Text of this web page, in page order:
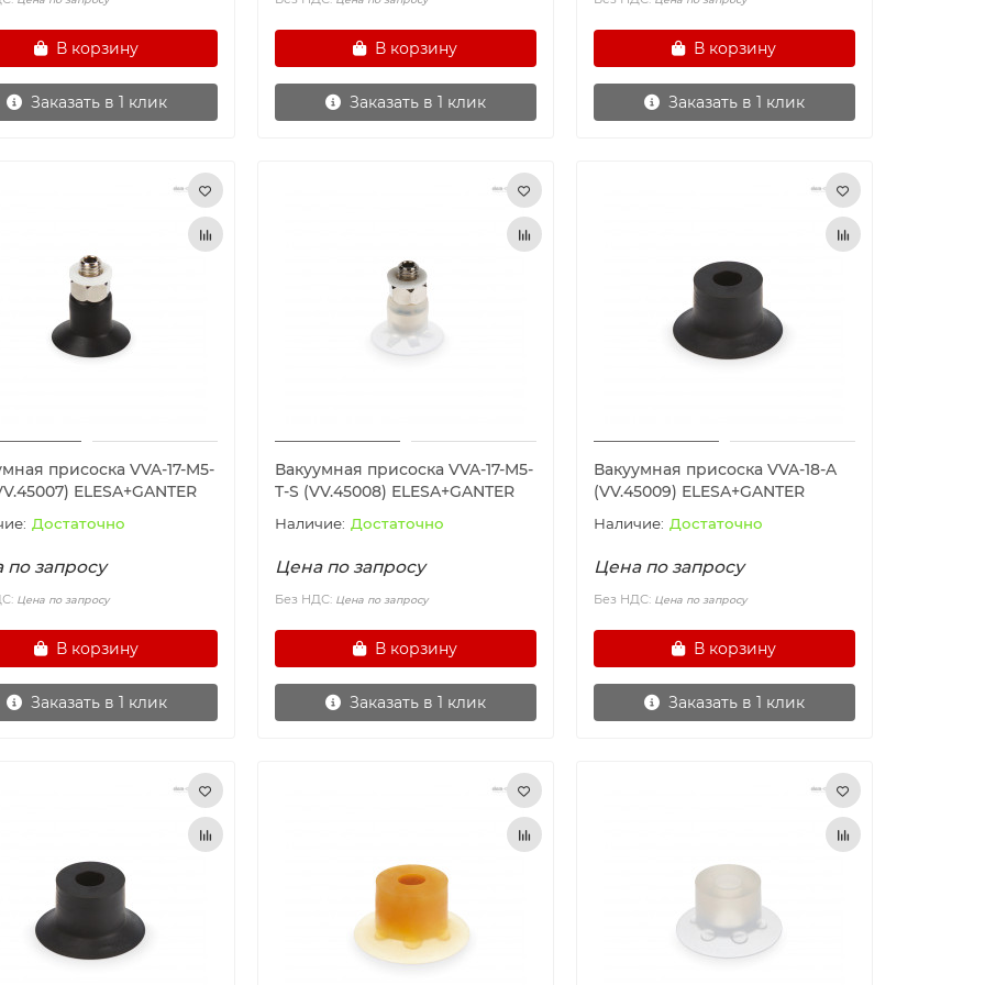
В корзину
Заказать в 1 клик
В корзину
Заказать в 1 клик
В корзину
Заказать в 1 клик
присоска VVA-17-M5-
ELESA+GANTER
Достаточно
по запросу
Цена по запросу
В корзину
Заказать в 1 клик
Вакуумная присоска VVA-17-M5-
T-S (VV.45008) ELESA+GANTER
Достаточно
Цена по запросу
Без НДС: Цена по запросу
В корзину
Заказать в 1 клик
Вакуумная присоска VVA-18-A
(VV.45009) ELESA+GANTER
Достаточно
Цена по запросу
Без НДС: Цена по запросу
В корзину
Заказать в 1 клик